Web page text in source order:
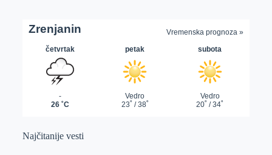
Najčitanije vesti